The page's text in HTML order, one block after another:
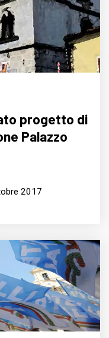
progetto di
Palazzo
2017